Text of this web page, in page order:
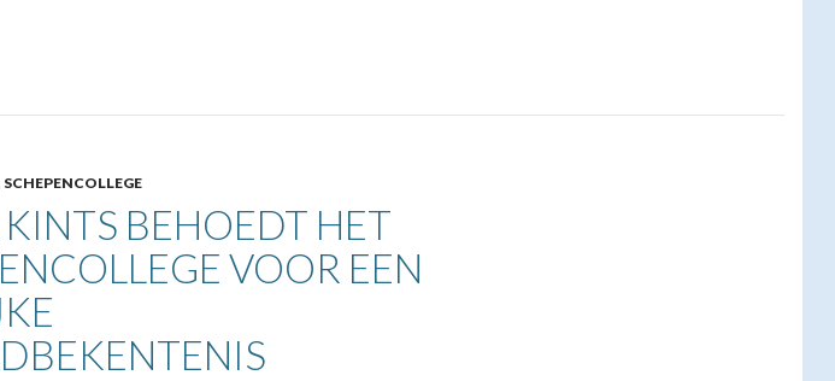
SCHEPENCOLLEGE
BEHOEDT HET
VOOR EEN